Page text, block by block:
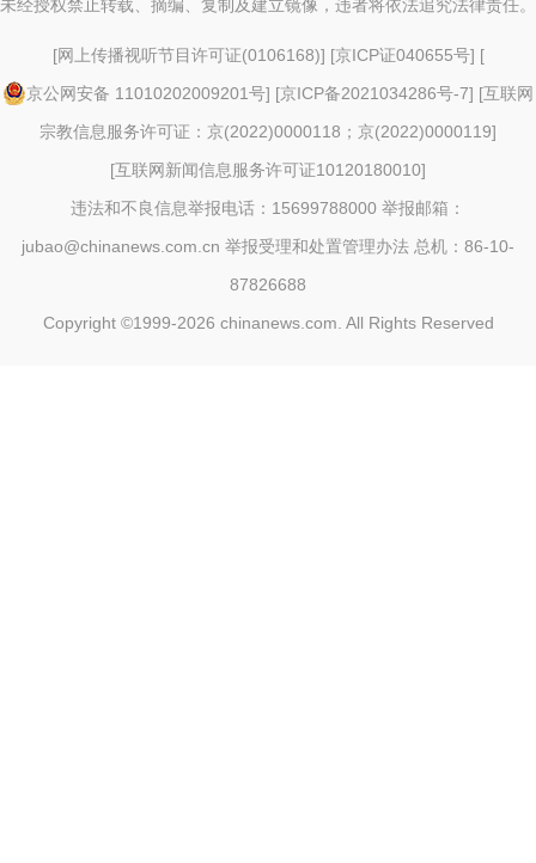
未经授权禁止转载、摘编、复制及建立镜像，违者将依法追究法律责任。
[网上传播视听节目许可证(0106168)] [京ICP证040655号] [
京公网安备 11010202009201号] [京ICP备2021034286号-7] [互联网
宗教信息服务许可证：京(2022)0000118；京(2022)0000119]
[互联网新闻信息服务许可证10120180010]
违法和不良信息举报电话：15699788000 举报邮箱：
jubao@chinanews.com.cn 举报受理和处置管理办法 总机：86-10-
87826688
Copyright ©1999-2026 chinanews.com. All Rights Reserved